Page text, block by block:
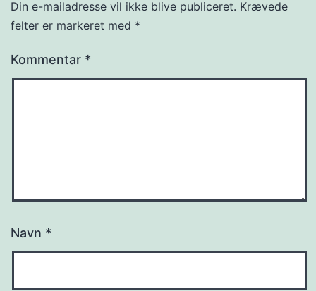
Din e-mailadresse vil ikke blive publiceret. Krævede
felter er markeret med *
Kommentar *
Navn *